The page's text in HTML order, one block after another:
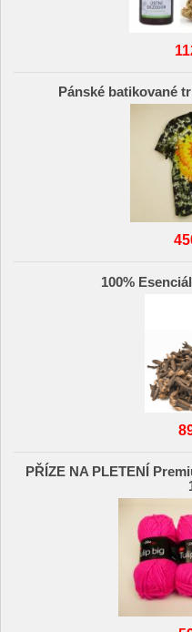
Pánské batikované
100%
PŘÍZE NA PLETENÍ